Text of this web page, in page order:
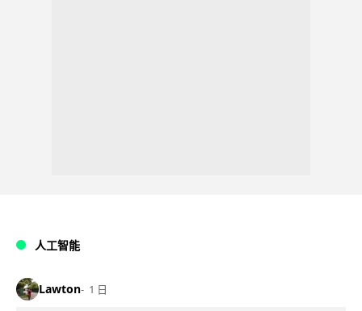
人工智能
Lawton 1 日